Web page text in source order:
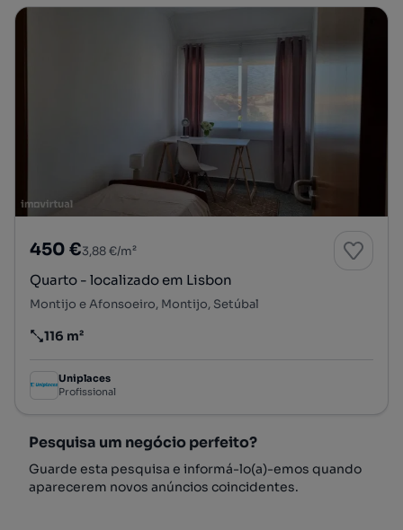
450 €3,88 €/m²
Quarto - localizado em Lisbon
Montijo e Afonsoeiro, Montijo, Setúbal
Preço por metro quadrado
116 m²
Uniplaces
Profissional
Pesquisa um negócio perfeito?
Guarde esta pesquisa e informá-lo(a)-emos quando
aparecerem novos anúncios coincidentes.